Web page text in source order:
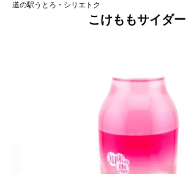
道の駅うとろ・シリエトク
こけももサイダー